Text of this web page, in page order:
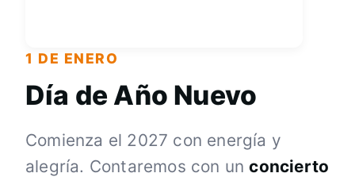
1 DE ENERO
Día de Año Nuevo
Comienza el 2027 con energía y
alegría. Contaremos con unconcierto